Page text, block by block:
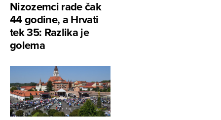
Nizozemci rade čak
44 godine, a Hrvati
tek 35: Razlika je
golema